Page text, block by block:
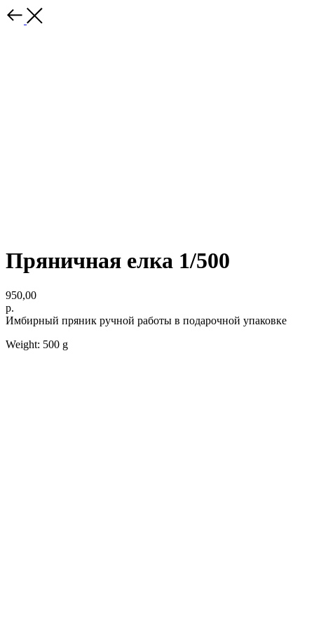
Пряничная елка 1/500
950,00
р.
Имбирный пряник ручной работы в подарочной упаковке
Weight: 500 g